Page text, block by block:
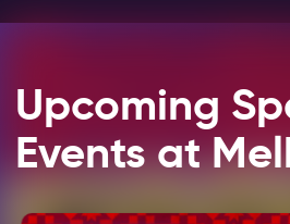
Upcoming
Events at